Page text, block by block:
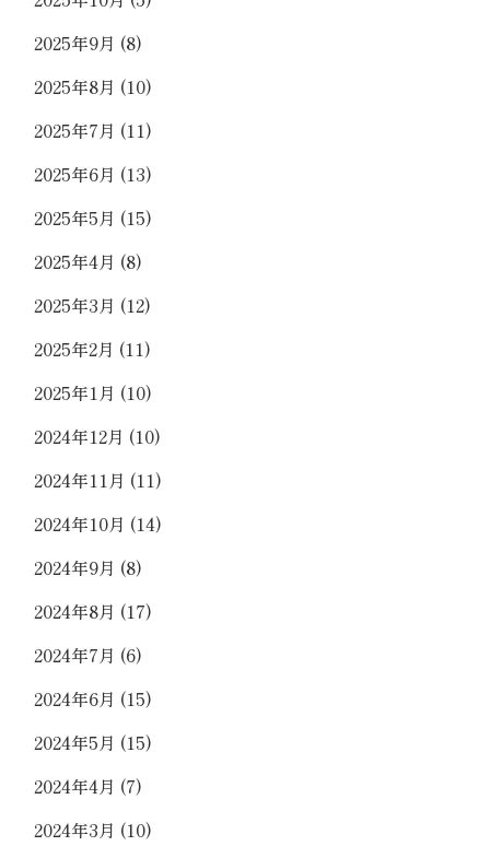
2025年9月 (8)
2025年8月 (10)
2025年7月 (11)
2025年6月 (13)
2025年5月 (15)
2025年4月 (8)
2025年3月 (12)
2025年2月 (11)
2025年1月 (10)
2024年12月 (10)
2024年11月 (11)
2024年10月 (14)
2024年9月 (8)
2024年8月 (17)
2024年7月 (6)
2024年6月 (15)
2024年5月 (15)
2024年4月 (7)
2024年3月 (10)